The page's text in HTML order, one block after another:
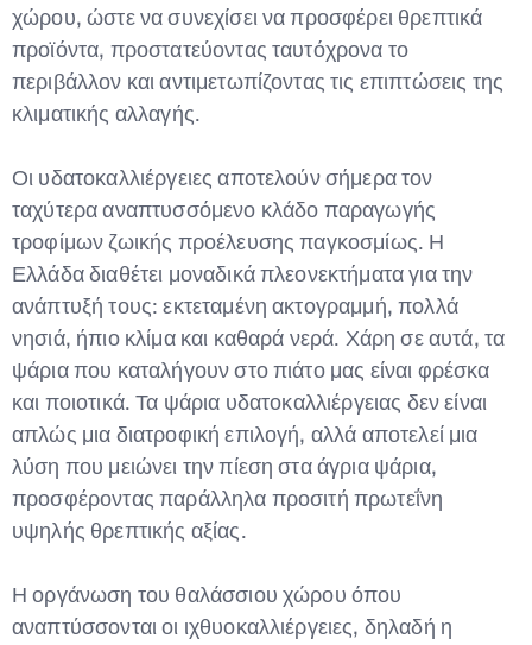
χώρου, ώστε να συνεχίσει να προσφέρει θρεπτικά
προϊόντα, προστατεύοντας ταυτόχρονα το
περιβάλλον και αντιμετωπίζοντας τις επιπτώσεις της
κλιματικής αλλαγής.
Οι υδατοκαλλιέργειες αποτελούν σήμερα τον
ταχύτερα αναπτυσσόμενο κλάδο παραγωγής
τροφίμων ζωικής προέλευσης παγκοσμίως. Η
Ελλάδα διαθέτει μοναδικά πλεονεκτήματα για την
ανάπτυξή τους: εκτεταμένη ακτογραμμή, πολλά
νησιά, ήπιο κλίμα και καθαρά νερά. Χάρη σε αυτά, τα
ψάρια που καταλήγουν στο πιάτο μας είναι φρέσκα
και ποιοτικά. Τα ψάρια υδατοκαλλιέργειας δεν είναι
απλώς μια διατροφική επιλογή, αλλά αποτελεί μια
λύση που μειώνει την πίεση στα άγρια ψάρια,
προσφέροντας παράλληλα προσιτή πρωτεΐνη
υψηλής θρεπτικής αξίας.
Η οργάνωση του θαλάσσιου χώρου όπου
αναπτύσσονται οι ιχθυοκαλλιέργειες, δηλαδή η